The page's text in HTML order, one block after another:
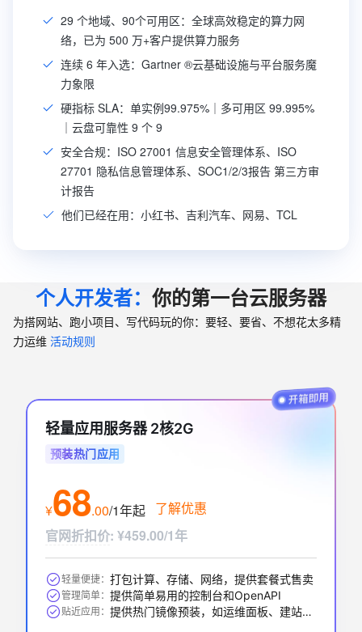
29 个地域、90个可用区：全球高效稳定的算力网
络，已为 500 万+客户提供算力服务
连续 6 年入选：Gartner ®云基础设施与平台服务魔
力象限
硬指标 SLA：单实例99.975%｜多可用区 99.995%
｜云盘可靠性 9 个 9
安全合规：ISO 27001 信息安全管理体系、ISO
27701 隐私信息管理体系、SOC1/2/3报告 第三方审
计报告
他们已经在用：小红书、吉利汽车、网易、TCL
个人开发者： 你的第一台云服务器
为搭网站、跑小项目、写代码玩的你：要轻、要省、不想花太多精
力运维 活动规则
轻量应用服务器 2核2G
预装热门应用
¥68.00/1年起 了解优惠
官网折扣价: ¥459.00/1年
轻量便捷： 打包计算、存储、网络，提供套餐式售卖
管理简单： 提供简单易用的控制台和OpenAPI
贴近应用： 提供热门镜像预装，如运维面板、建站、AI应用等